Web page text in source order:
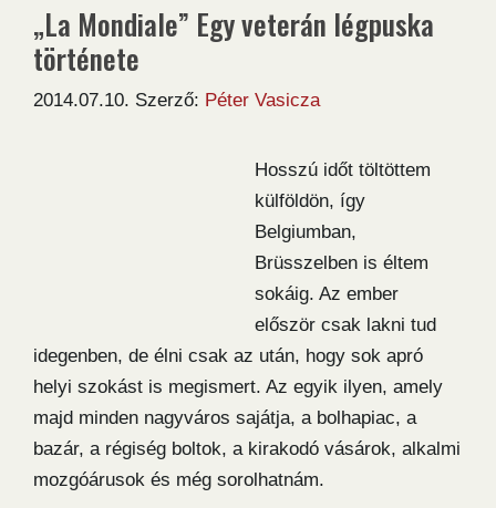
„La Mondiale” Egy veterán légpuska
története
2014.07.10. Szerző: Péter Vasicza
Hosszú időt töltöttem
külföldön, így
Belgiumban,
Brüsszelben is éltem
sokáig. Az ember
először csak lakni tud
idegenben, de élni csak az után, hogy sok apró
helyi szokást is megismert. Az egyik ilyen, amely
majd minden nagyváros sajátja, a bolhapiac, a
bazár, a régiség boltok, a kirakodó vásárok, alkalmi
mozgóárusok és még sorolhatnám.